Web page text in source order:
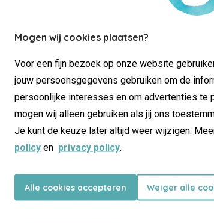
Mogen wij cookies plaatsen?
Voor een fijn bezoek op onze website
jouw persoonsgegevens gebruiken om de
persoonlijke interesses en om advertenties te
mogen wij alleen gebruiken als jij ons
Je kunt de keuze later altijd weer wijzigen.
policy en privacy policy.
Alle cookies accepteren Weiger alle